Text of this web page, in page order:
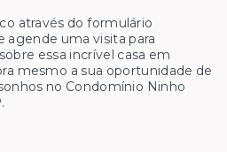
através do formulário
agende uma visita para
essa incrível casa em
mesmo a sua oportunidade de
no Condomínio Ninho